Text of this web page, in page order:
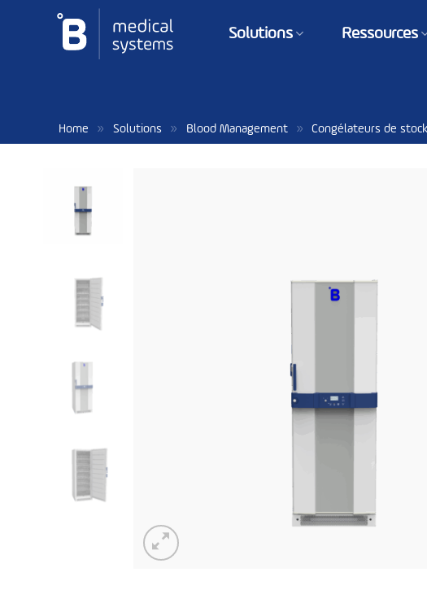
Solutions Ressources
Home » Solutions » Blood Management » Congélateurs de